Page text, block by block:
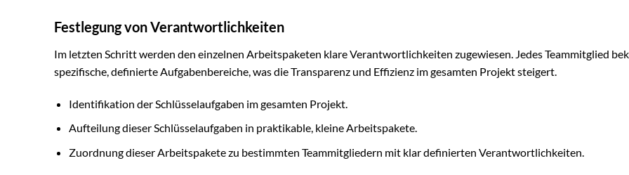
Festlegung von Verantwortlichkeiten
Im letzten Schritt werden den einzelnen Arbeitspaketen klare Verantwortlichkeiten zugewiesen. Jedes Teammitglied
spezifische, definierte Aufgabenbereiche, was die Transparenz und Effizienz im gesamten Projekt steigert.
Identifikation der Schlüsselaufgaben im gesamten Projekt.
Aufteilung dieser Schlüsselaufgaben in praktikable, kleine Arbeitspakete.
Zuordnung dieser Arbeitspakete zu bestimmten Teammitgliedern mit klar definierten Verantwortlichkeiten.